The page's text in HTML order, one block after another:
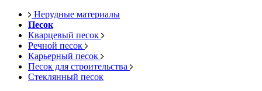
Нерудные материалы
Песок
Кварцевый песок
Речной песок
Карьерный песок
Песок для строительства
Стеклянный песок